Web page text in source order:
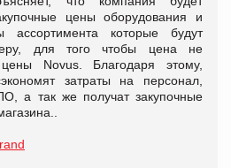
цены оборудования и
которые будут
для того чтобы цена не
Novus. Благодаря этому,
затраты на персонал,
а так же получат закупочные